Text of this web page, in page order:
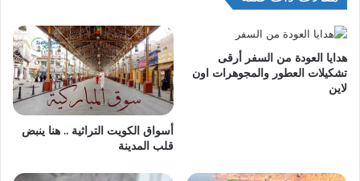
هدايا العودة من السفر أرقى
تشكيلات العطور والمجوهرات اون
لاين
أسواق الكويت التراثية .. هنا ينبض
قلب المدينة